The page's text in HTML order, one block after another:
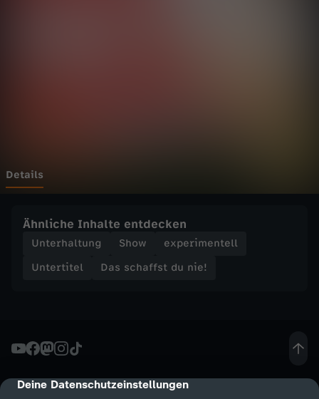
cmp-dialog-description
Deine Datenschutzeinstellungen
u
i
-
T
Details
Ähnliche Inhalte entdecken
Unterhaltung Show
experimentell
Untertitel
Das schaffst du nie!